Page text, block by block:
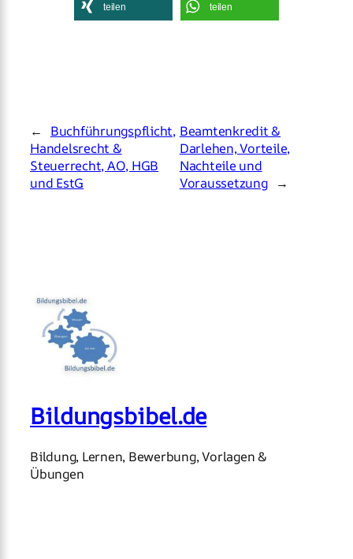
teilen teilen
←
Buchführungspflicht,
Handelsrecht &
Steuerrecht, AO, HGB
und EstG
Beamtenkredit &
Darlehen, Vorteile,
Nachteile und
Voraussetzung
→
Bildungsbibel.de
Bildung, Lernen, Bewerbung, Vorlagen &
Übungen